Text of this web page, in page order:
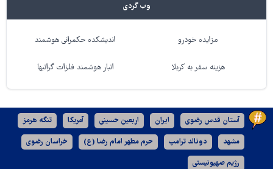
وب گردی
مزایده خودرو اندیشکده حکمرانی هوشمند
هزینه سفر به کربلا انبار هوشمند فلزات گرانبها
آستان قدس رضوی ایران اربعین حسینی آمریکا تنگه هرمز
مشهد دونالد ترامپ حرم مطهر امام رضا (ع) خراسان رضوی
رژیم صهیونیستی